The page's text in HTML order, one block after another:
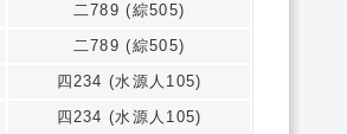
二789 (綜505)
二789 (綜505)
四234 (水源人105)
四234 (水源人105)